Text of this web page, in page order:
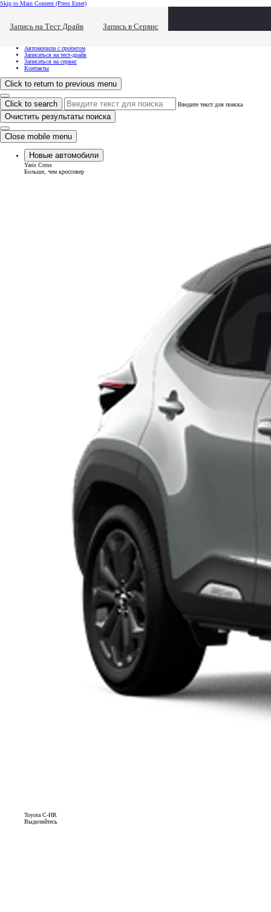
Skip to Main Content (Press Enter)
Запись на Тест Драйв Запись в Сервис
Хочу посмотреть... Click to close the reach out overlay
Автомобили с пробегом
Записаться на тест-драйв
Записаться на сервис
Контакты
Click to return to previous menu
Click to search Введите текст для поиска
Очистить результаты поиска
Close mobile menu
Новые автомобили
Yaris Cross
Больше, чем кроссовер
Toyota C-HR
Выделяйтесь